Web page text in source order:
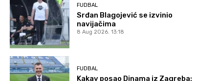
FUDBAL
Srđan Blagojević se izvinio
navijačima
8 Aug 2026. 13:18
FUDBAL
Kakav posao Dinama iz Zagreba: